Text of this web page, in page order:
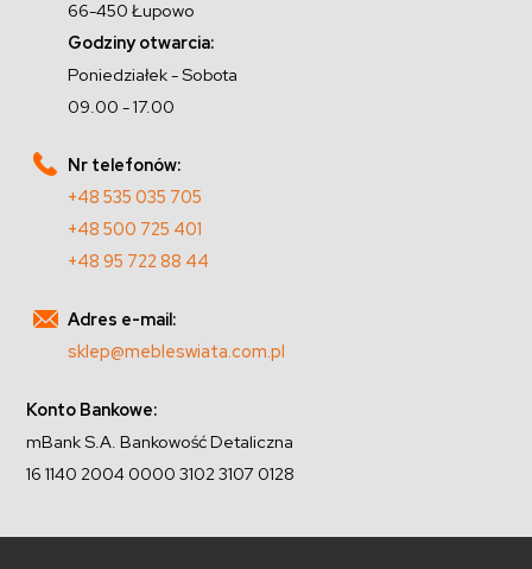
66-450 Łupowo
Godziny otwarcia:
Poniedziałek - Sobota
09.00 - 17.00
Nr telefonów:
+48 535 035 705
+48 500 725 401
+48 95 722 88 44
Adres e-mail:
sklep@mebleswiata.com.pl
Konto Bankowe:
mBank S.A. Bankowość Detaliczna
16 1140 2004 0000 3102 3107 0128